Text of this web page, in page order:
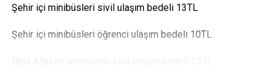
Şehir içi minibüsleri sivil ulaşım bedeli 13TL
Şehir içi minibüsleri öğrenci ulaşım bedeli 10TL